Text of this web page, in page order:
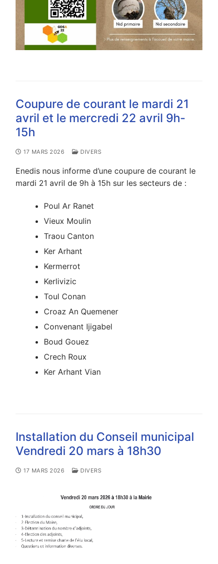
Coupure de courant le mardi 21
avril et le mercredi 22 avril 9h-
15h
17 MARS 2026 DIVERS
Enedis nous informe d’une coupure de courant le
mardi 21 avril de 9h à 15h sur les secteurs de :
Poul Ar Ranet
Vieux Moulin
Traou Canton
Ker Arhant
Kermerrot
Kerlivizic
Toul Conan
Croaz An Quemener
Convenant Ijigabel
Boud Gouez
Crech Roux
Ker Arhant Vian
Installation du Conseil municipal
Vendredi 20 mars à 18h30
17 MARS 2026 DIVERS